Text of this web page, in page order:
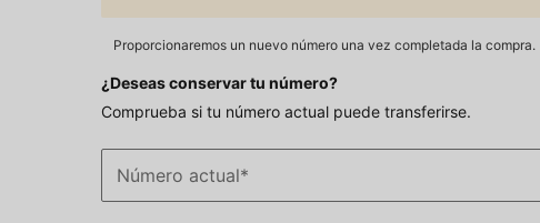
Proporcionaremos un nuevo número una vez completada la compra.
¿Deseas conservar tu número?
Comprueba si tu número actual puede transferirse.
Número actual*